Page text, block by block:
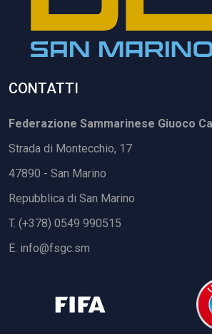
CONTATTI
Federazione Sammarinese Giuoco
Strada di Montecchio, 17
47890 - San Marino
Repubblica di San Marino
T. (+378) 0549 990515
E. info@fsgc.sm